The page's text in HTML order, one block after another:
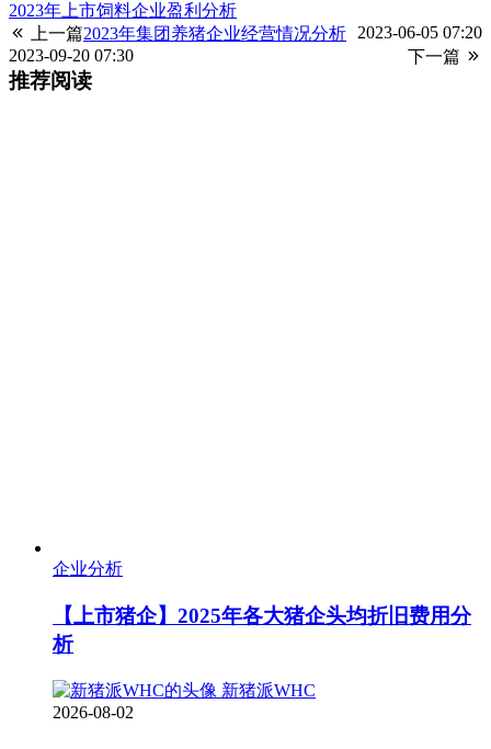
2023年上市饲料企业盈利分析
上一篇
2023-06-05 07:20
2023年集团养猪企业经营情况分析
下一篇
2023-09-20 07:30
推荐阅读
企业分析
【上市猪企】2025年各大猪企头均折旧费用分
析
新猪派WHC
2026-08-02